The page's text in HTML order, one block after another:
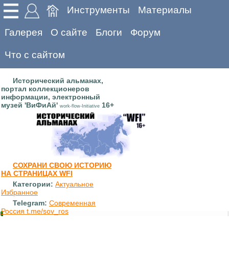
Инструменты Материалы
Галерея О сайте Блоги Форум
Что с сайтом
Исторический альманах,
портал коллекционеров
информации, электронный
музей 'ВиФиАй' work-flow-Initiative 16+
СОХРАНИ СВОЮ ИСТОРИЮ
НА СТРАНИЦАХ WFI
Категории: Актуальное
Избранное
Telegram: Современная
Россия t.me/sov_ros